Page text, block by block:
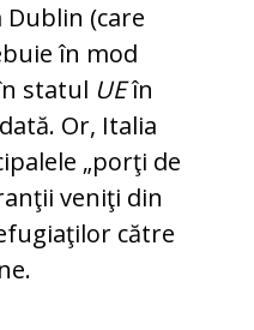
(care
în mod
statul UEîn
Or, Italia
„porţi de
veniţi din
către